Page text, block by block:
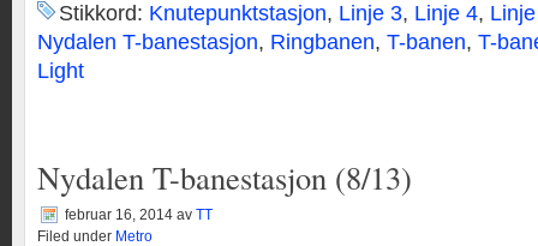
Stikkord: Knutepunktstasjon, Linje 3, Linje 4,
Nydalen T-banestasjon, Ringbanen, T-banen, T-
Light
Nydalen T-banestasjon (8/13)
februar 16, 2014 av TT
Filed under Metro